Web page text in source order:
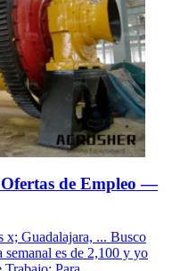
de Empleo —
x; Guadalajara, ... Busco
es de 2,100 y yo